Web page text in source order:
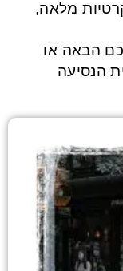
מלאה,
הבאה או
הנסיעה